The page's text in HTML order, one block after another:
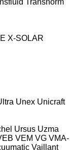
X-SOLAR
Unex Unicraft
Ursus Uzma
VEM VG VMA-
Vaillant